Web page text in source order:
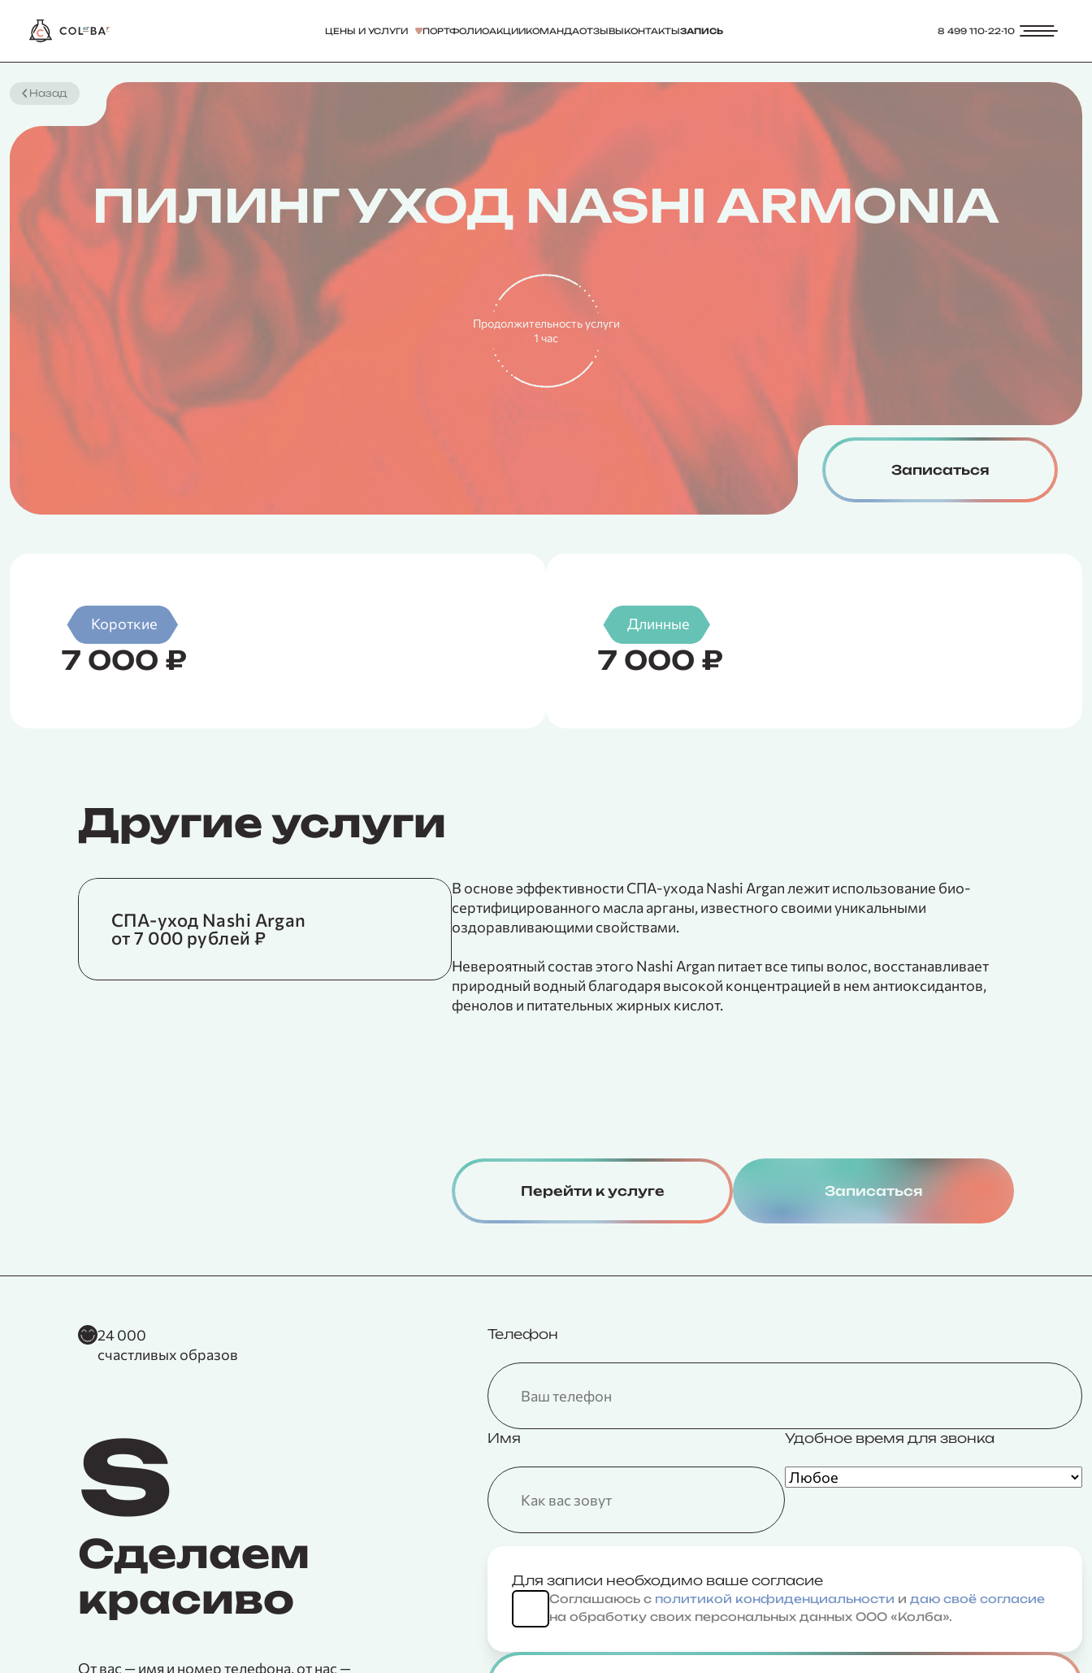
ЦЕНЫ И УСЛУГИ ПОРТФОЛИОАКЦИИКОМАНДАОТЗЫВЫКОНТАКТЫЗАПИСЬ 8 499 110-22-10
ПИЛИНГ УХОД NASHI ARMONIA
Продолжительность услуги
1 час
Назад
Записаться
Короткие
7 000 ₽
Длинные
7 000 ₽
Другие услуги
СПА-уход Nashi Argan
от 7 000 рублей ₽
Уход К18 (1 шот)
от 2 500 рублей ₽
Блеск и сила/Жизненная
В основе эффективности СПА-ухода Nashi Argan лежит использование био-
сертифицированного масла арганы, известного своими уникальными
оздоравливающими свойствами.
Невероятный состав этого Nashi Argan питает все типы волос, восстанавливает
природный водный благодаря высокой концентрацией в нем антиоксидантов,
фенолов и питательных жирных кислот.
Перейти к услуге Записаться
24 000
счастливых образов
s
Сделаем
красиво
От вас — имя и номер телефона, от нас —
Телефон
Имя Удобное время для звонка
Для записи необходимо ваше согласие
Соглашаюсь с политикой конфиденциальности и даю своё согласие
на обработку своих персональных данных ООО «Колба».